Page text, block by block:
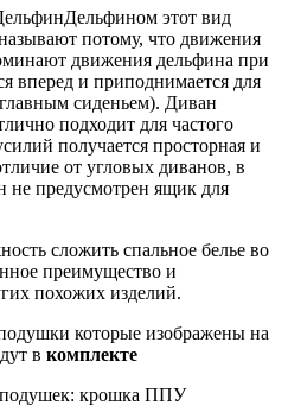
Дельфином этот вид
потому, что движения
движения дельфина при
вперед и приподнимается для
сиденьем). Диван
подходит для частого
получается просторная и
от угловых диванов, в
не предусмотрен ящик для
сложить спальное белье во
преимущество и
похожих изделий.
которые изображены на
в комплекте
подушек: крошка ППУ